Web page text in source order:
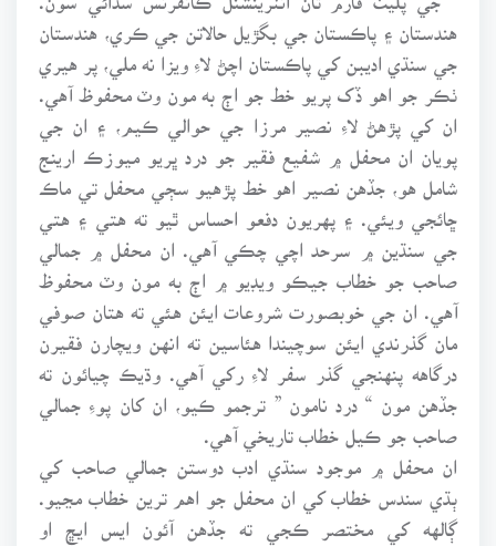
هندستان ۽ پاڪستان جي بگڙيل حالاتن جي ڪري، هندستان
جي سنڌي اديبن کي پاڪستان اچڻ لاءِ ويزا نه ملي، پر هيري
ٺڪر جو اهو ڏک پريو خط جو اڄ به مون وٽ محفوظ آهي.
ان کي پڙهڻ لاءِ نصير مرزا جي حوالي ڪيم، ۽ ان جي
پويان ان محفل ۾ شفيع فقير جو درد ڀريو ميوزڪ ارينج
شامل هو، جڏهن نصير اهو خط پڙهيو سڄي محفل تي ماڪ
ڇائجي ويئي. ۽ پهريون دفعو احساس ٿيو ته هتي ۽ هتي
جي سنڌين ۾ سرحد اچي چڪي آهي. ان محفل ۾ جمالي
صاحب جو خطاب جيڪو ويڊيو ۾ اڄ به مون وٽ محفوظ
آهي. ان جي خوبصورت شروعات ايئن هئي ته هتان صوفي
مان گذرندي ايئن سوچيندا هئاسين ته انهن ويچارن فقيرن
درگاهه پنهنجي گذر سفر لاءِ رکي آهي. وڌيڪ چيائون ته
جڏهن مون “ درد نامون ” ترجمو ڪيو، ان کان پوءِ جمالي
صاحب جو ڪيل خطاب تاريخي آهي.
ان محفل ۾ موجود سنڌي ادب دوستن جمالي صاحب کي
ٻڌي سندس خطاب کي ان محفل جو اهم ترين خطاب مڃيو.
ڳالهه کي مختصر ڪجي ته جڏهن آئون ايس ايڇ او